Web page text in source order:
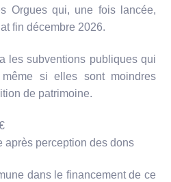
Orgues qui, une fois lancée,
fin décembre 2026.
les subventions publiques qui
si elles sont moindres
de patrimoine.
après perception des dons
dans le financement de ce